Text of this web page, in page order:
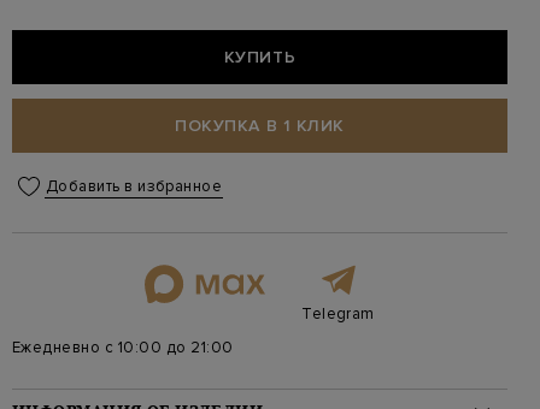
КУПИТЬ
ПОКУПКА В 1 КЛИК
Добавить в избранное
Telegram
Ежедневно с 10:00 до 21:00